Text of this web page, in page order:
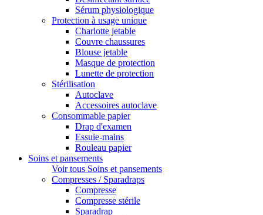
Sérum physiologique
Protection à usage unique
Charlotte jetable
Couvre chaussures
Blouse jetable
Masque de protection
Lunette de protection
Stérilisation
Autoclave
Accessoires autoclave
Consommable papier
Drap d'examen
Essuie-mains
Rouleau papier
Soins et pansements
Voir tous Soins et pansements
Compresses / Sparadraps
Compresse
Compresse stérile
Sparadrap